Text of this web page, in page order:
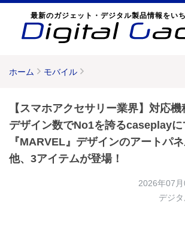
最新のガジェット・デジタル製品情報をい
ホーム モバイル
【スマホアクセサリー業界】対応
デザイン数でNo1を誇るcaseplayに
『MARVEL』デザインのアートパ
他、3アイテムが登場！
2026年07
デジ